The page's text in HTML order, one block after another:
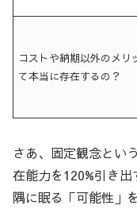
コストや納期以外のメリ
て本当に存在するの？
さあ、固定観念とい
在能力を120%引き
隅に眠る「可能性」